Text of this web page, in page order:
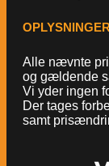
Alle nævnte
og gældende
Vi yder ingen
Der tages
samt